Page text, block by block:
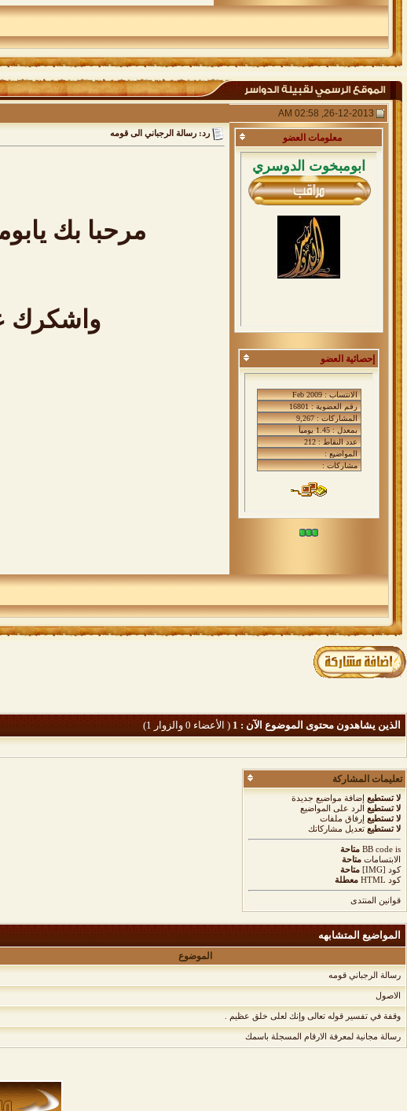
معلومات العضو
ابومبخوت الدوسري
إحصائية العضو
رد: رسالة الرجباني الى قومه
مرحبا بك
واشكرك
الذين يشاهدون محتوى الموضوع الآن : 1 ( الأعضاء 0 والزوار 1)
تعليمات المشاركة
لا تستطيع إضافة مواضيع جديدة
لا تستطيع الرد على المواضيع
لا تستطيع إرفاق ملفات
لا تستطيع تعديل مشاركاتك
BB code is
متاحة
الابتسامات متاحة
كود [IMG]
متاحة
كود HTML
معطلة
قوانين المنتدى
المواضيع المتشابهه
الموضوع
رسالة الرجباني قومه
الاصول
وقفة في تفسير قوله تعالى وإنك لعلى خلق عظيم .
رسالة مجانية لمعرفة الارقام المسجلة باسمك